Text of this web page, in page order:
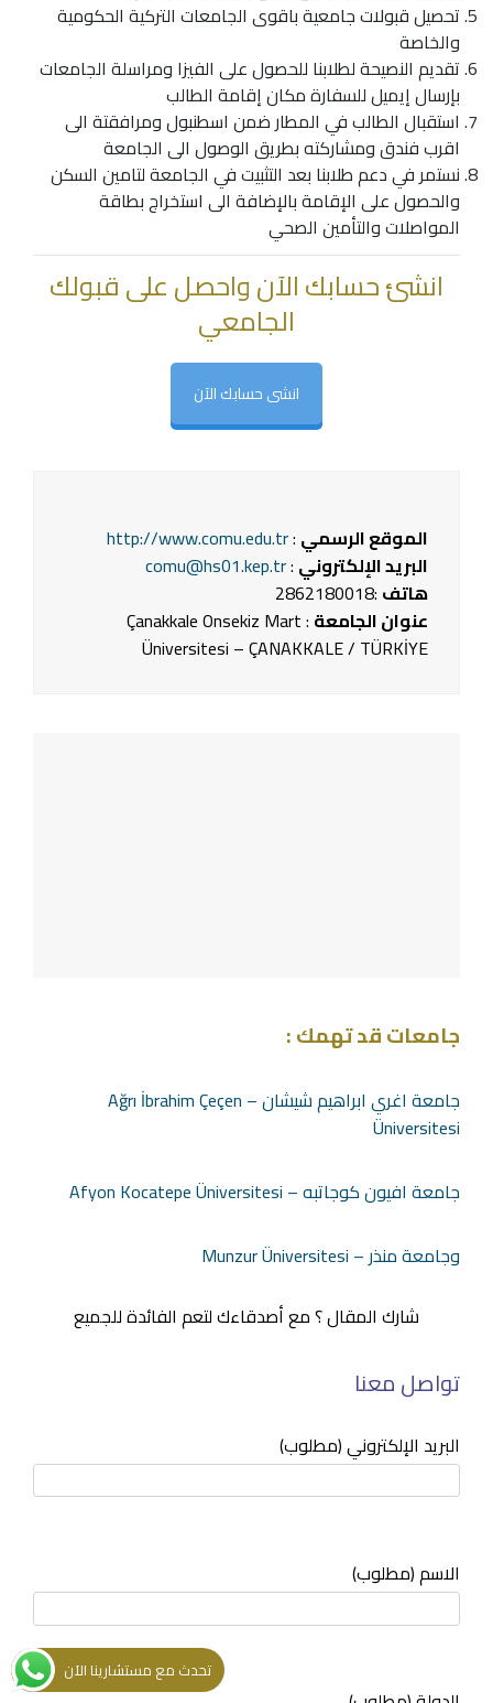
تحصيل قبولات جامعية باقوى الجامعات التركية الحكومية
والخاصة
تقديم النصيحة لطلابنا للحصول على الفيزا ومراسلة الجامعات
بإرسال إيميل للسفارة مكان إقامة الطالب
استقبال الطالب في المطار ضمن اسطنبول ومرافقتة الى
اقرب فندق ومشاركته بطريق الوصول الى الجامعة
نستمر في دعم طلابنا بعد التثبيت في الجامعة لتامين السكن
والحصول على الإقامة بالإضافة الى استخراج بطاقة
المواصلات والتأمين الصحي
انشئ حسابك الآن واحصل على قبولك
الجامعي
انشى حسابك الآن
الموقع الرسمي :
http://www.comu.edu.tr
البريد الإلكتروني :
comu@hs01.kep.tr
هاتف :2862180018
عنوان الجامعة : Çanakkale Onsekiz Mart
Üniversitesi – ÇANAKKALE / TÜRKİYE
جامعات قد تهمك :
جامعة اغري ابراهيم شيشان – Ağrı İbrahim Çeçen
Üniversitesi
جامعة افيون كوجاتبه – Afyon Kocatepe Üniversitesi
وجامعة منذر – Munzur Üniversitesi
شارك المقال ؟ مع أصدقاءك لتعم الفائدة للجميع
تواصل معنا
البريد الإلكتروني (مطلوب)
الاسم (مطلوب)
تحدث مع مستشارينا الآن